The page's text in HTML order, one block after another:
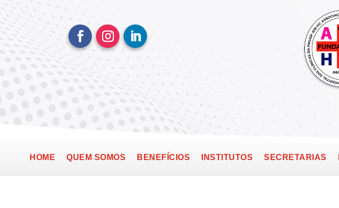
HOME QUEM SOMOS BENEFÍCIOS INSTITUTOS SECRETARIAS